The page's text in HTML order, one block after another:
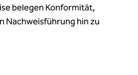
belegen Konformität,
Nachweisführung hin zu